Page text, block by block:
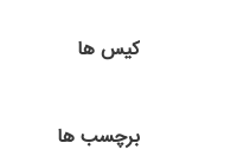
کیس ها
برچسب ها